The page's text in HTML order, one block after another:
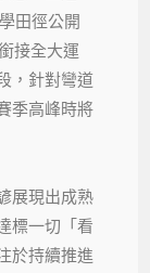
田徑公開
接全大運
，針對彎道
季高峰時將
展現出成熟
標一切「看
於持續推進